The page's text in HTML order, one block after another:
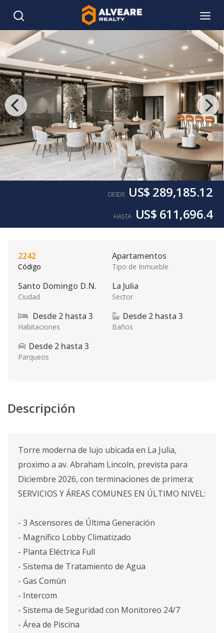
DESDE US$ 289,185.12
HASTA US$ 611,696.4
2242
Código
Apartamentos
Tipo de Inmueble
Santo Domingo D.N.
Ciudad
La Julia
Sector
Desde 2 hasta 3
Habitaciones
Desde 2 hasta 3
Baños
Desde 2 hasta 3
Parqueos
Descripción
Torre moderna de lujo ubicada en La Julia,
proximo a av. Abraham Lincoln, prevista para
Diciembre 2026, con terminaciones de primera;
SERVICIOS Y ÁREAS COMUNES EN ÚLTIMO NIVEL:
- 3 Ascensores de Última Generación
- Magnífico Lobby Climatizado
- Planta Eléctrica Full
- Sistema de Tratamiento de Agua
- Gas Común
- Intercom
- Sistema de Seguridad con Monitoreo 24/7
- Área de Piscina